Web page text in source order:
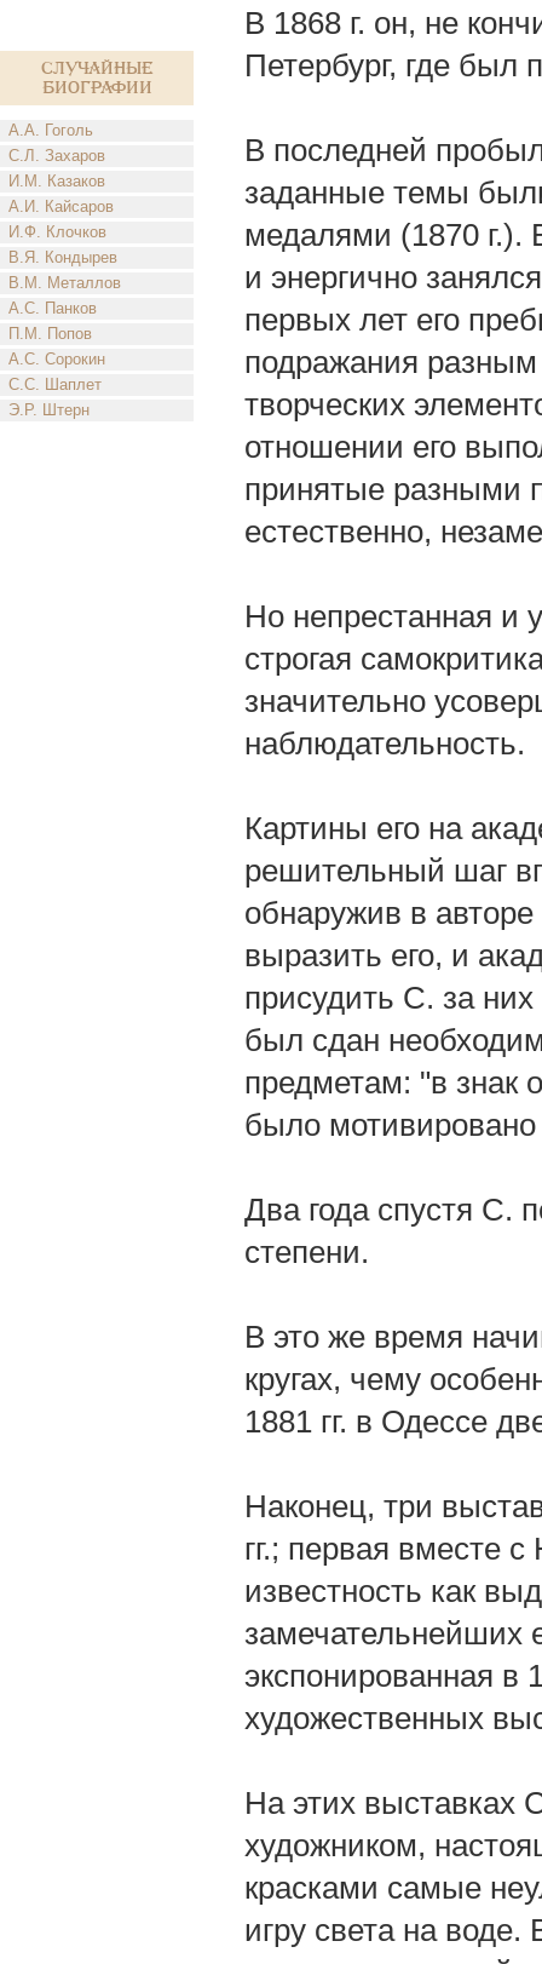
Случайные
биографии
А.А. Гоголь
С.Л. Захаров
И.М. Казаков
А.И. Кайсаров
И.Ф. Клочков
В.Я. Кондырев
В.М. Металлов
А.С. Панков
П.М. Попов
А.С. Сорокин
С.С. Шаплет
Э.Р. Штерн
В 1868 г. он, не
Петербург, где был
В последней
заданные темы
медалями (1870 г.).
и энергично
первых лет его
подражания
творческих
отношении его
принятые разными
естественно,
Но непрестанная и
строгая
значительно
наблюдательность.
Картины его на
решительный шаг
обнаружив в
выразить его, и
присудить С. за
был сдан
предметам: "в знак
было
Два года спустя С.
степени.
В это же время
кругах, чему
1881 гг. в Одессе
Наконец, три
гг.; первая вместе
известность как
замечательнейших
экспонированная в
художественных
На этих выставках
художником,
красками самые
игру света на